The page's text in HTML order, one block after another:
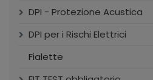
DPI - Protezione Acustica
DPI per i Rischi Elettrici
Fialette